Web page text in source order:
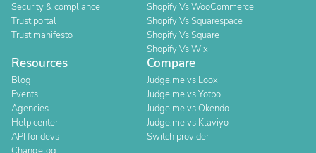
Security & compliance
Trust portal
Trust manifesto
Shopify Vs WooCommerce
Shopify Vs Squarespace
Shopify Vs Square
Shopify Vs Wix
Resources
Blog
Events
Agencies
Help center
API for devs
Compare
Judge.me vs Loox
Judge.me vs Yotpo
Judge.me vs Okendo
Judge.me vs Klaviyo
Switch provider